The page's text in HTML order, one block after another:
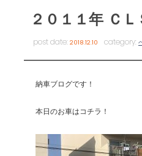
２０１１年 Ｃ
post date:2018.12.10 category:
納車ブログです！
本日のお車はコチラ！